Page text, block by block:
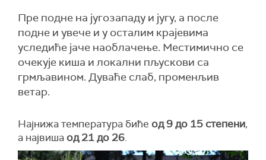
Пре подне на југозападу и југу, а после
подне и увече и у осталим крајевима
уследиће јаче наоблачење. Местимично се
очекује киша и локални пљускови са
грмљавином. Дуваће слаб, променљив
ветар.
Најнижа температура биће од 9 до 15 степени,
а највиша од 21 до 26.